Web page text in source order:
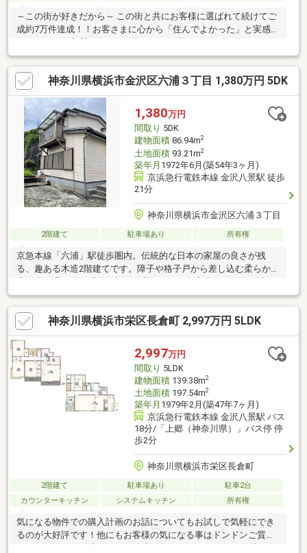
～この街が好きだから～ この街と共にお客様に選ばれて続けてご
成約7万件達成！！お客さまに心から「住んでよかった」と実感し
て頂けるよう良質な住まいを皆さまにお届けします！
神奈川県横浜市金沢区六浦３丁目 1,380万円 5DK
1,380万円
間取り 5DK
建物面積86.94m2
土地面積93.21m2
築年月 1972年6月(築54年3ヶ月)
京浜急行電鉄本線 金沢八景駅 徒歩
21分
神奈川県横浜市金沢区六浦３丁目
2階建て 駐車場あり 所有権
京急本線「六浦」駅徒歩圏内。伝統的な日本の家屋の良さが残
る、趣ある木造2階建てです。障子や格子戸から差し込む柔らかな
い深さがあります。お好み
神奈川県横浜市栄区長倉町 2,997万円 5LDK
2,997万円
間取り 5LDK
建物面積139.38m2
土地面積197.54m2
築年月 1979年2月(築47年7ヶ月)
京浜急行電鉄本線 金沢八景駅 バス
18分/「上郷（神奈川県）」バス停 停
歩2分
神奈川県横浜市栄区長倉町
2階建て 駐車場あり
駐車2台
カウンターキッチン
システムキッチン 所有権
気になる物件での購入計画のお話についてもお試しで気軽にでき
るのが大好評です！他にもお客様の気になる事はドンドンご質問